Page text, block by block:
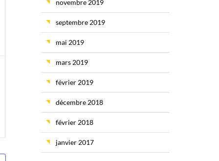
novembre 2019
septembre 2019
mai 2019
mars 2019
février 2019
décembre 2018
février 2018
janvier 2017